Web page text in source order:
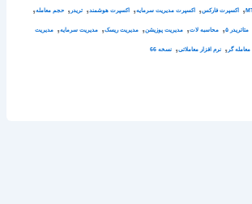
, اکسپرت فارکس, اکسپرت مدیریت سرمایه, اکسپرت هوشمند, تریدر , حجم معامله,
متاتریدر ۵ , محاسبه لات, مدیریت پوزیشن, مدیریت ریسک, مدیریت سرمایه, مدیریت
معامله گر , نرم افزار معاملاتی, نسخه 66